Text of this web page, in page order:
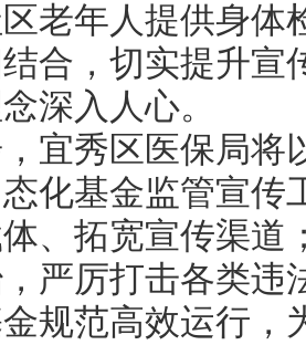
老年人提供身体
合，切实提升宣
深入人心。
秀区医保局将
化基金监管宣传
、拓宽宣传渠道
严厉打击各类违
规范高效运行，